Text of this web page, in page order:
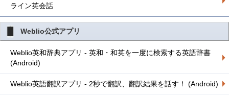
ライン英会話
Weblio公式アプリ
Weblio英和辞典アプリ - 英和・和英を一度に検索する英語辞書
(Android)
Weblio英語翻訳アプリ - 2秒で翻訳、翻訳結果を話す！ (Android)